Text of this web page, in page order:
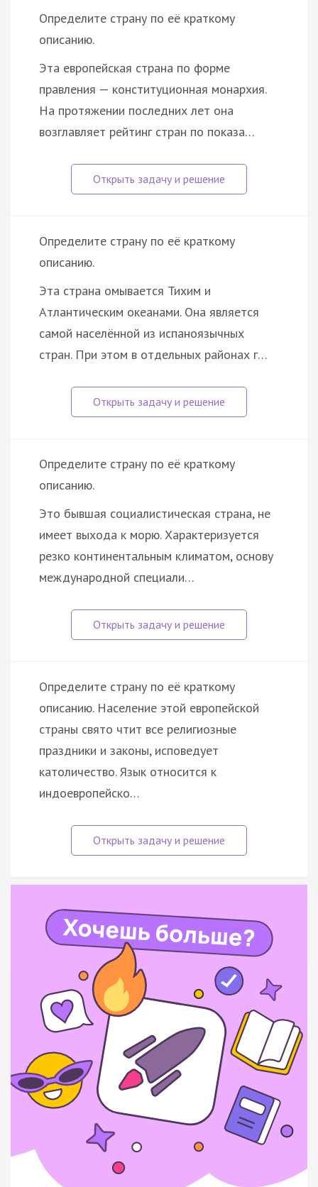
Определите страну по её краткому
описанию.
Эта европейская страна по форме
правления — конституционная монархия.
На протяжении последних лет она
возглавляет рейтинг стран по показа…
Определите страну по её краткому
описанию.
Эта страна омывается Тихим и
Атлантическим океанами. Она является
самой населённой из испаноязычных
стран. При этом в отдельных районах г…
Определите страну по её краткому
описанию.
Это бывшая социалистическая страна, не
имеет выхода к морю. Характеризуется
резко континентальным климатом, основу
международной специали…
Определите страну по её краткому
описанию. Население этой европейской
страны свято чтит все религиозные
праздники и законы, исповедует
католичество. Язык относится к
индоевропейско…